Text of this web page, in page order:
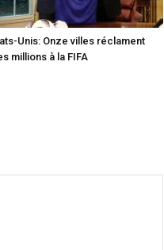
Unis: Onze villes réclament
millions à la FIFA